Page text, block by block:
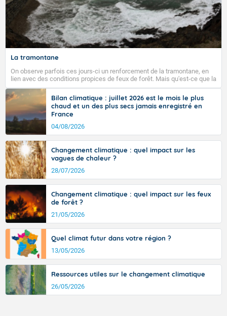
La tramontane
On observe parfois ces jours-ci un renforcement de la tramontane, en
lien avec des conditions propices de feux de forêt. Mais qu'est-ce que la
tramontane ? Quelles sont ses caractéristiques ? La tramontane est un
vent turbulent soufflant de secteur nord-ouest à nord, ou ouest à nord-
ouest, dans un secteur qui part du Roussillon à la vallée de l’Aude et à
l’ouest de l’Hérault. L’étymologie de ce vent vient du latin trasmontanus,
signifiant au-delà des monts, en allusion aux régions montagneuses
d’où provient ce vent.
Bilan climatique : juillet 2026 est le mois le plus
chaud et un des plus secs jamais enregistré en
France
04/08/2026
Changement climatique : quel impact sur les
vagues de chaleur ?
28/07/2026
Changement climatique : quel impact sur les feux
de forêt ?
21/05/2026
Quel climat futur dans votre région ?
13/05/2026
Ressources utiles sur le changement climatique
26/05/2026